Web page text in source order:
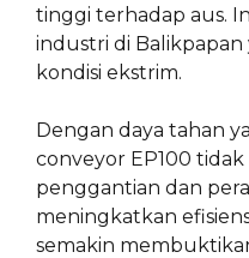
tinggi terhadap aus.
industri di
kondisi ekstrim.
Dengan daya tahan
conveyor EP100
penggantian dan
meningkatkan
semakin